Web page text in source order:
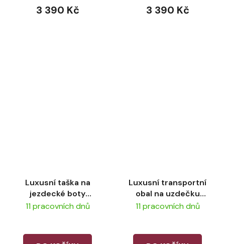
3 390 Kč 3 390 Kč
Luxusní taška na
jezdecké boty
LeMieux Luxe Boot
11 pracovních dnů
Luxusní transportní
obal na uzdečku
LeMieux Luxe Bridle
11 pracovních dnů